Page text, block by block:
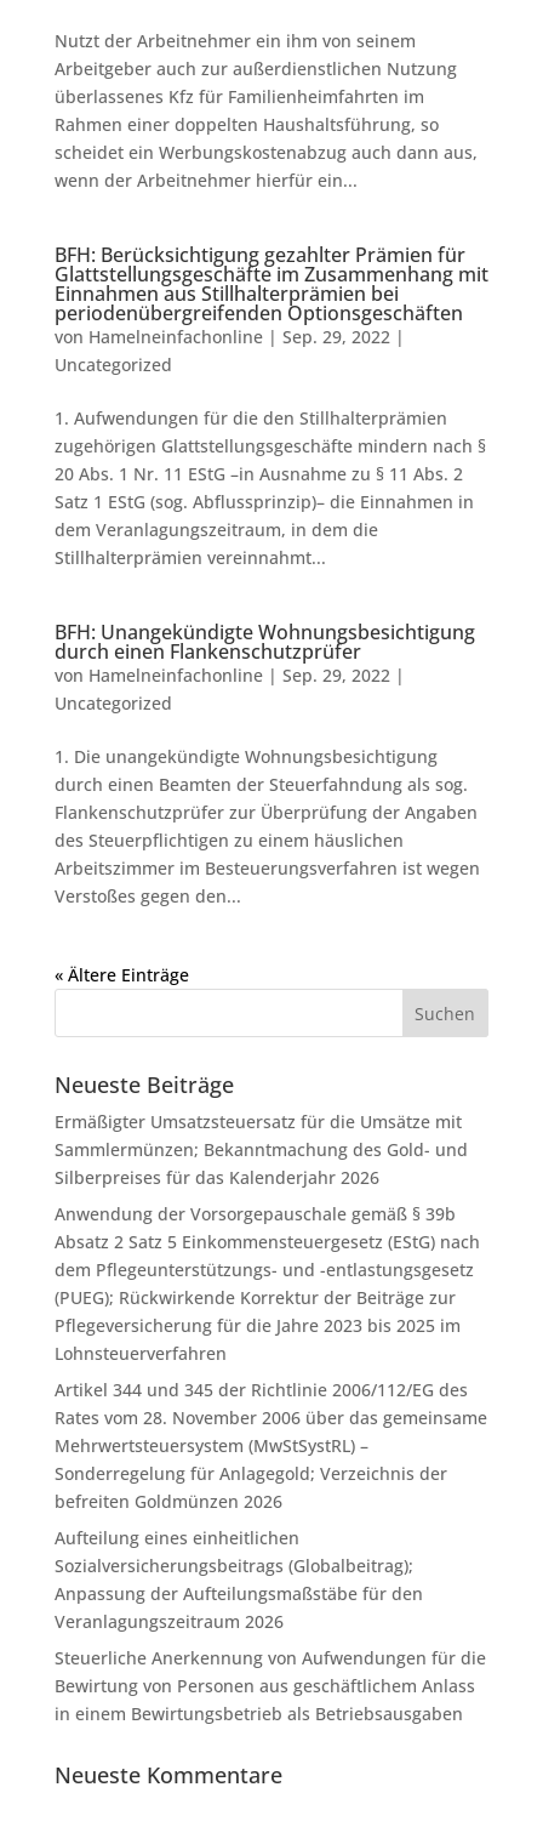
Nutzt der Arbeitnehmer ein ihm von seinem
Arbeitgeber auch zur außerdienstlichen Nutzung
überlassenes Kfz für Familienheimfahrten im
Rahmen einer doppelten Haushaltsführung, so
scheidet ein Werbungskostenabzug auch dann aus,
wenn der Arbeitnehmer hierfür ein...
BFH: Berücksichtigung gezahlter Prämien für
Glattstellungsgeschäfte im Zusammenhang mit
Einnahmen aus Stillhalterprämien bei
periodenübergreifenden Optionsgeschäften
von Hamelneinfachonline| Sep. 29, 2022|
Uncategorized
1. Aufwendungen für die den Stillhalterprämien
zugehörigen Glattstellungsgeschäfte mindern nach §
20 Abs. 1 Nr. 11 EStG –in Ausnahme zu § 11 Abs. 2
Satz 1 EStG (sog. Abflussprinzip)– die Einnahmen in
dem Veranlagungszeitraum, in dem die
Stillhalterprämien vereinnahmt...
BFH: Unangekündigte Wohnungsbesichtigung
durch einen Flankenschutzprüfer
von Hamelneinfachonline| Sep. 29, 2022|
Uncategorized
1. Die unangekündigte Wohnungsbesichtigung
durch einen Beamten der Steuerfahndung als sog.
Flankenschutzprüfer zur Überprüfung der Angaben
des Steuerpflichtigen zu einem häuslichen
Arbeitszimmer im Besteuerungsverfahren ist wegen
Verstoßes gegen den...
« Ältere Einträge
Neueste Beiträge
Ermäßigter Umsatzsteuersatz für die Umsätze mit
Sammlermünzen; Bekanntmachung des Gold- und
Silberpreises für das Kalenderjahr 2026
Anwendung der Vorsorgepauschale gemäß § 39b
Absatz 2 Satz 5 Einkommensteuergesetz (EStG) nach
dem Pflegeunterstützungs- und -entlastungsgesetz
(PUEG); Rückwirkende Korrektur der Beiträge zur
Pflegeversicherung für die Jahre 2023 bis 2025 im
Lohnsteuerverfahren
Artikel 344 und 345 der Richtlinie 2006/112/EG des
Rates vom 28. November 2006 über das gemeinsame
Mehrwertsteuersystem (MwStSystRL) –
Sonderregelung für Anlagegold; Verzeichnis der
befreiten Goldmünzen 2026
Aufteilung eines einheitlichen
Sozialversicherungsbeitrags (Globalbeitrag);
Anpassung der Aufteilungsmaßstäbe für den
Veranlagungszeitraum 2026
Steuerliche Anerkennung von Aufwendungen für die
Bewirtung von Personen aus geschäftlichem Anlass
in einem Bewirtungsbetrieb als Betriebsausgaben
Neueste Kommentare